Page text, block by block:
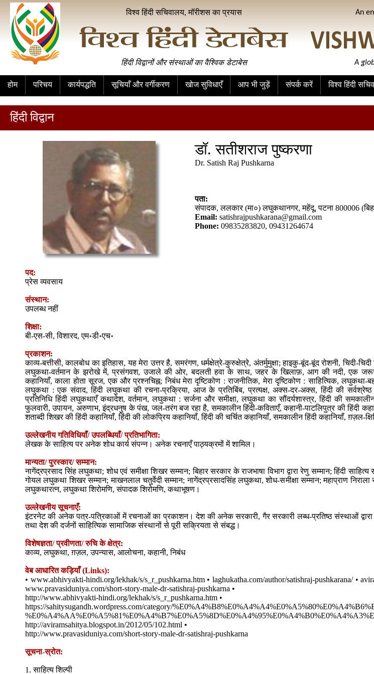
विश्व हिंदी सचिवालय, मॉरीशस का प्रयास An
हिंदी विद्वानों और संस्थाओं का वैश्विक डेटाबेस A
होम परिचय कार्यपद्धति सूचियाँ और वर्गीकरण खोज सुविधाएँ आप भी जुड़ें संपर्क करें विश्व हिंदी
हिंदी विद्वान
डॉ. सतीशराज पुष्करणा
Dr. Satish Raj Pushkarna
पता:
संपादक, ललकार (मा०) लघुकथानगर, महेंदू, पटना 800006
Email: satishrajpushkarana@gmail.com
Phone: 09835283820, 09431264674
पद:
प्रेस व्यवसाय
संस्थान:
उपलब्ध नहीं
शिक्षा:
बी-एस-सी, विशारद, एम॰डी॰एच॰
प्रकाशन:
काव्य-बत्तीसी, कालबोध का इतिहास, यह मेरा उत्तर है, समरंगण, धर्मक्षेत्रे-कुरुक्षेत्रे, अंतर्मुमुक्षा; हाइकु-बूंद-बूंद रोशनी, चिदी-
लघुकथा-वर्तमान के झरोखे में, प्रसंगवश, उजाले की ओर, बदलती हवा के साथ, जहर के खिलाफ़, आग की नदी, एक जरूरी
कहानियाँ, काला होता सूरज, एक और प्रश्नचिह्न; निबंध मेरा दृष्टिकोण : राजनीतिक, मेरा दृष्टिकोण : साहित्यिक, लघुकथा-
लघुकथा : एक संवाद, हिंदी लघुकथा की रचना-प्रक्रिया, आज के प्रतिबिंब, प्रत्यक्ष, अक्स-दर-अक्स, हिंदी की सर्वश्रेष्ठ
प्रतिनिधि हिंदी लघुकथाएँ कथादेश, वर्तमान, लघुकथा : सर्जना और समीक्षा, लघुकथा का सौंदर्यशास्त्र, हिंदी की
फुलवारी, उपायन, अरुणाभ, इंद्रधनुष के पंख, जल-तरंग बज रहा है, समकालीन हिंदी-कविताएँ, कहानी-पाटलिपुत्र की हिंदी
शताब्दी शिखर की हिंदी कहानियाँ, हिंदी की लोकप्रिय कहानियाँ, हिंदी की चर्चित कहानियाँ, समकालीन हिंदी कहानियाँ,
उल्लेखनीय गतिविधियाँ/ उपलब्धियाँ/ प्रतिभागिता:
लेखक के साहित्य पर अनेक शोध कार्य संपन्न। अनेक रचनाएँ पाठ्यक्रमों में शामिल।
मान्यता/ पुरस्कार/ सम्मान:
नागेंद्रप्रसाद सिंह लघुकथा; शोध एवं समीक्षा शिखर सम्मान; बिहार सरकार के राजभाषा विभाग द्वारा रेणु सम्मान; हिंदी
गोयल लघुकथा शिखर सम्मान; माखनलाल चतुर्वेदी सम्मान; नागेंद्रप्रसादसिंह लघुकथा, शोध-समीक्षा सम्मान; महाप्राण निराला
लघुकथारत्न, लघुकथा शिरोमणि, संपादक शिरोमणि, कथाभूषण।
उल्लेखनीय सूचनाएँ:
इंटरनेट की अनेक पत्र-पत्रिकाओं में रचनाओं का प्रकाशन। देश की अनेक सरकारी, गैर सरकारी लब्ध-प्रतिष्ठ संस्थाओं द्वारा
तथा देश की दर्जनों साहित्यिक सामाजिक संस्थानों से पूरी सक्रियता से संबद्ध।
विशेषज्ञता/ प्रवीणता/ रुचि के क्षेत्र:
काव्य, लघुकथा, ग़ज़ल, उपन्यास, आलोचना, कहानी, निबंध
वेब आधारित कड़ियाँ (Links):
• www.abhivyakti-hindi.org/lekhak/s/s_r_pushkarna.htm • laghukatha.com/author/satishraj-pushkarana/ •
www.pravasiduniya.com/short-story-male-dr-satishraj-pushkarna •
http://www.abhivyakti-hindi.org/lekhak/s/s_r_pushkarna.htm •
https://sahitysugandh.wordpress.com/category/
http://aviramsahitya.blogspot.in/2012/05/102.html •
http://www.pravasiduniya.com/short-story-male-dr-satishraj-pushkarna
सूचना-स्रोत:
1. साहित्य शिल्पी